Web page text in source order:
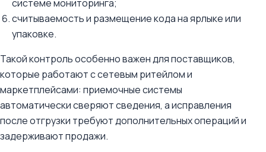
системе мониторинга;
считываемость и размещение кода на ярлыке или
упаковке.
Такой контроль особенно важен для поставщиков,
которые работают с сетевым ритейлом и
маркетплейсами: приемочные системы
автоматически сверяют сведения, а исправления
после отгрузки требуют дополнительных операций и
задерживают продажи.